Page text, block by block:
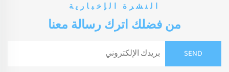
النشرة الإخبارية
من فضلك اترك رسالة معنا